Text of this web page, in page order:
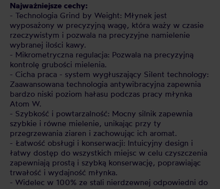
Najważniejsze cechy:
- Technologia Grind by Weight: Młynek jest
wyposażony w precyzyjną wagę, która waży w czasie
rzeczywistym i pozwala na precyzyjne namielenie
wybranej ilości kawy.
- Mikrometryczna regulacja: Pozwala na precyzyjną
kontrolę grubości mielenia.
- Cicha praca - system wygłuszający Silent technology:
Zaawansowana technologia antywibracyjna zapewnia
bardzo niski poziom hałasu podczas pracy młynka
Atom W.
- Szybkość i powtarzalność: Mocny silnik zapewnia
szybkie i równe mielenie, unikając przy ty
przegrzewania ziaren i zachowując ich aromat.
- Łatwość obsługi i konserwacji: Intuicyjny design i
łatwy dostęp do wszystkich miejsc w celu czyszczenia
zapewniają prostą i szybką konserwację, poprawiając
trwałość i wydajność młynka.
- Widelec w 100% ze stali nierdzewnej odpowiedni do